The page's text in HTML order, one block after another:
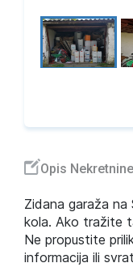
Opis Nekretnine
Zidana garaža
kola. Ako tražite
Ne propustite
informacija ili